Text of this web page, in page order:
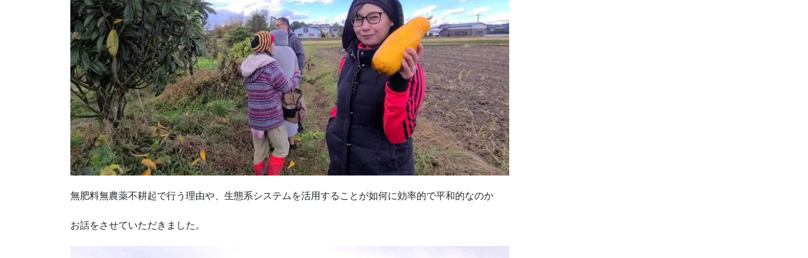
無肥料無農薬不耕起で行う理由や、生態系システムを活用することが如何に効率的で平和的なのか
お話をさせていただきました。